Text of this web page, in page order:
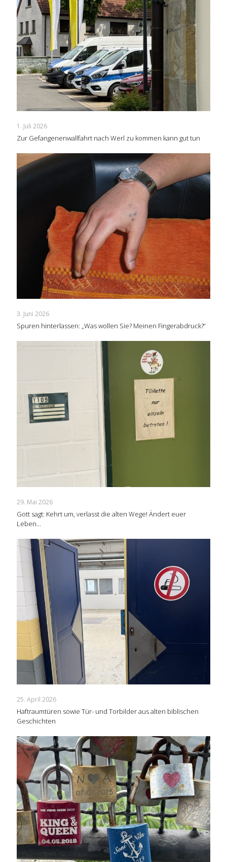
1. Juli 2026
Zur Gefangenenwallfahrt nach Werl zu kommen kann gut tun
3. Juni 2026
Spuren hinterlassen: „Was wollen Sie? Meinen Fingerabdruck?“
29. Mai 2026
Gott sagt: Kehrt um, verlasst die alten Wege! Ändert euer
Leben…
25. April 2026
Haftraumtüren sowie Tür- und Torbilder aus alten biblischen
Geschichten